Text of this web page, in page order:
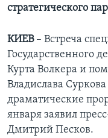
стратегического
КИЕВ– Встреча
Государственного
Курта Волкера и
Владислава
драматические
января заявил
Дмитрий Песков.